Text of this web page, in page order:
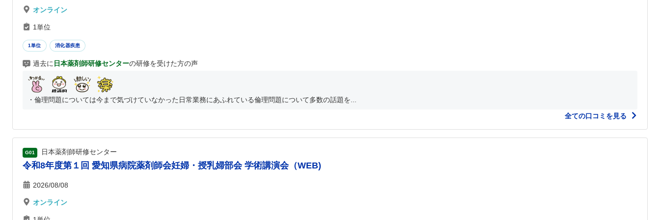
オンライン
1単位
1単位 消化器疾患
過去に 日本薬剤師研修センターの研修を受けた方の声
・倫理問題については今まで気づけていなかった日常業務にあふれている倫理問題について多数の話題を...
全ての口コミを見る
G01 日本薬剤師研修センター
令和8年度第１回 愛知県病院薬剤師会妊婦・授乳婦部会 学術講演会（WEB)
2026/08/08
オンライン